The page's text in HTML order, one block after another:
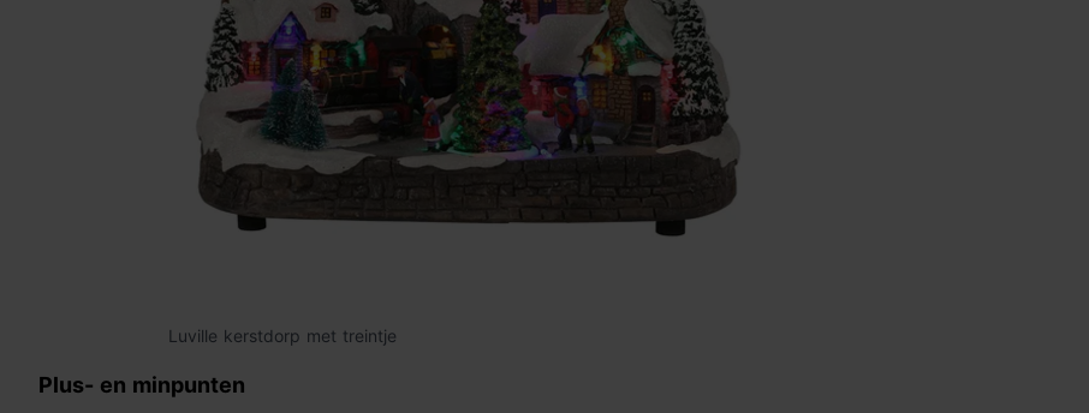
Luville kerstdorp met treintje
Plus- en minpunten